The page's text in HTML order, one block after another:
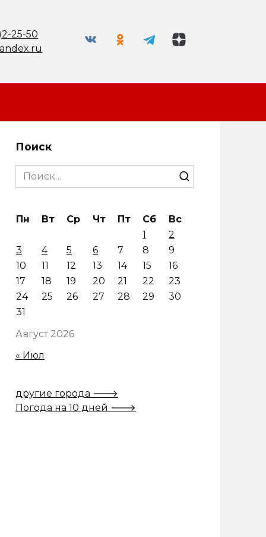
25-50
Поиск
Search
for:
Август 2026
Пн Вт Ср Чт Пт Сб
Вс
1
2
3
4 5 6 7 8
9
10
11 12 13 14 15
16
17
18 19 20 21 22
23
24
25 26 27 28 29
30
31
« Июл
другие города 🡒
Погода на 10 дней 🡒